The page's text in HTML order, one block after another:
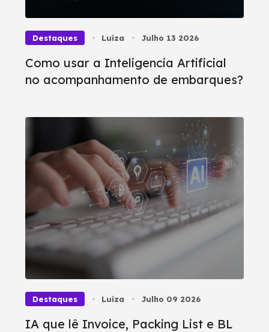
Destaques Luíza Julho 13 2026
Como usar a Inteligencia Artificial
no acompanhamento de embarques?
Destaques Luíza Julho 09 2026
IA que lê Invoice, Packing List e BL